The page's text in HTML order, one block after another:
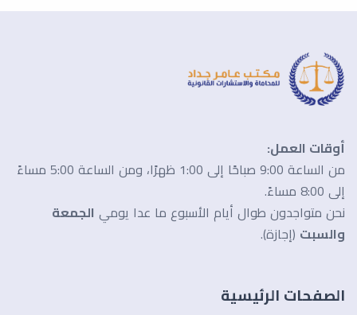
أوقات العمل:
من الساعة 9:00 صباحًا إلى 1:00 ظهرًا، ومن الساعة 5:00 مساءً
إلى 8:00 مساءً.
نحن متواجدون طوال أيام الأسبوع ما عدا يومي الجمعة
والسبت (إجازة).
الصفحات الرئيسية